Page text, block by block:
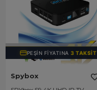
TÜKENDI
PEŞIN FIYATINA3 TAKSIT
Spybox